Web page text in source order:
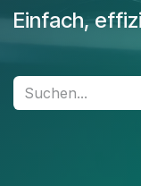
Einfach,